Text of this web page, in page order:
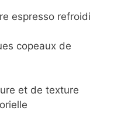
espresso refroidi
copeaux de
et de texture